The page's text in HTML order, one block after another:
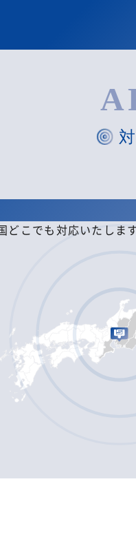
どこでも対応いたします